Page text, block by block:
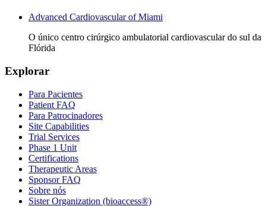
Advanced Cardiovascular of Miami
O único centro cirúrgico ambulatorial cardiovascular do sul da
Flórida
Explorar
Para Pacientes
Patient FAQ
Para Patrocinadores
Site Capabilities
Trial Services
Phase 1 Unit
Certifications
Therapeutic Areas
Sponsor FAQ
Sobre nós
Sister Organization (bioaccess®)